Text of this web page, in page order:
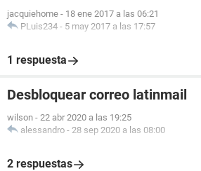
jacquiehome - 18 ene 2017 a las 06:21
PLuis234 - 5 may 2017 a las 17:57
1 respuesta
Desbloquear correo latinmail
wilson - 22 abr 2020 a las 19:25
alessandro - 28 sep 2020 a las 08:00
2 respuestas